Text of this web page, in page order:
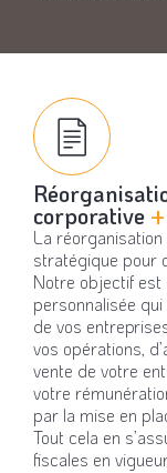
corporative +
La
stratégique pour
Notre objectif est
personnalisée
de vos
vos opérations,
vente de votre
votre
par la mise en
Tout cela en
fiscales en